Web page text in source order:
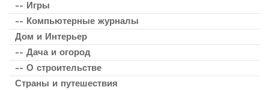
-- Игры
-- Компьютерные журналы
Дом и Интерьер
-- Дача и огород
-- О строительстве
Страны и путешествия